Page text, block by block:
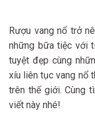
Rượu vang nổ trở
những bữa tiệc với
tuyệt đẹp cùng
xíu liên tục vang nổ
trên thế giới. Cùng
viết này nhé!